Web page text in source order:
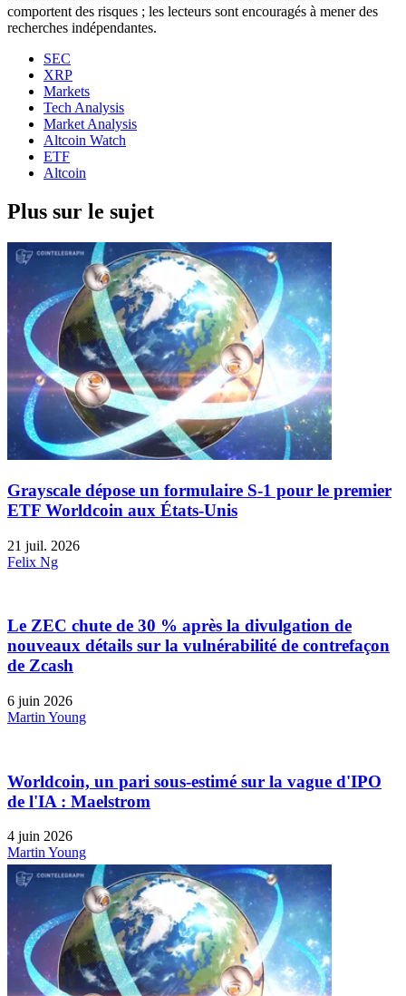
comportent des risques ; les lecteurs sont encouragés à mener des
recherches indépendantes.
SEC
XRP
Markets
Tech Analysis
Market Analysis
Altcoin Watch
ETF
Altcoin
Plus sur le sujet
Grayscale dépose un formulaire S-1 pour le premier
ETF Worldcoin aux États-Unis
21 juil. 2026
Felix Ng
Le ZEC chute de 30 % après la divulgation de
nouveaux détails sur la vulnérabilité de contrefaçon
de Zcash
6 juin 2026
Martin Young
Worldcoin, un pari sous-estimé sur la vague d'IPO
de l'IA : Maelstrom
4 juin 2026
Martin Young